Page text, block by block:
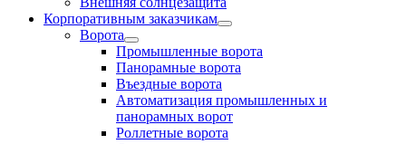
Корпоративным заказчикам
Ворота
Промышленные ворота
Панорамные ворота
Въездные ворота
Автоматизация промышленных и
панорамных ворот
Роллетные ворота